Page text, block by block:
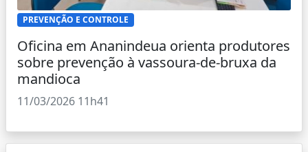
PREVENÇÃO E CONTROLE
Oficina em Ananindeua orienta produtores
sobre prevenção à vassoura-de-bruxa da
mandioca
11/03/2026 11h41